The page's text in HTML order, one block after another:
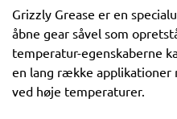
Grizzly Grease er en
åbne gear såvel som
temperatur-egenskaberne
en lang række applikationer
ved høje temperaturer.